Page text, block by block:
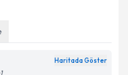
Haritada Göster